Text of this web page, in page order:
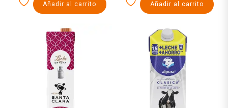
Añadir al carrito Añadir al carrito